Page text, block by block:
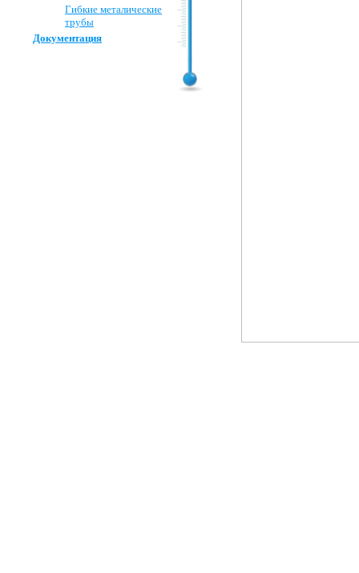
Гибкие металические
трубы
Документация